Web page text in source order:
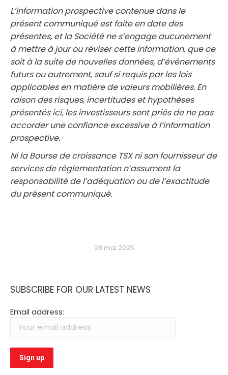
L’information prospective contenue dans le
présent communiqué est faite en date des
présentes, et la Société ne s’engage aucunement
à mettre à jour ou réviser cette information, que ce
soit à la suite de nouvelles données, d’événements
futurs ou autrement, sauf si requis par les lois
applicables en matière de valeurs mobilières. En
raison des risques, incertitudes et hypothèses
présentés ici, les investisseurs sont priés de ne pas
accorder une confiance excessive à l’information
prospective.
Ni la Bourse de croissance TSX ni son fournisseur de
services de réglementation n’assument la
responsabilité de l’adéquation ou de l’exactitude
du présent communiqué.
28 mai 2025
SUBSCRIBE FOR OUR LATEST NEWS
Email address: